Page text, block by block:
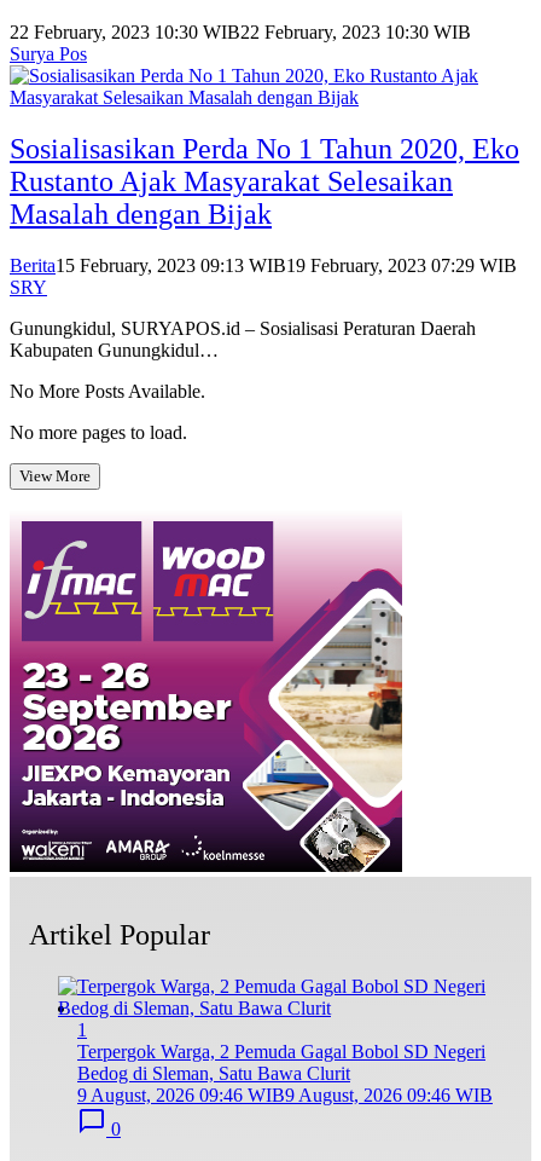
22 February, 2023 10:30 WIB22 February, 2023 10:30 WIB
Surya Pos
Sosialisasikan Perda No 1 Tahun 2020, Eko
Rustanto Ajak Masyarakat Selesaikan
Masalah dengan Bijak
Berita15 February, 2023 09:13 WIB19 February, 2023 07:29 WIB
SRY
Gunungkidul, SURYAPOS.id – Sosialisasi Peraturan Daerah
Kabupaten Gunungkidul…
No More Posts Available.
No more pages to load.
View More
Artikel Popular
1
Terpergok Warga, 2 Pemuda Gagal Bobol SD Negeri
Bedog di Sleman, Satu Bawa Clurit
9 August, 2026 09:46 WIB9 August, 2026 09:46 WIB
0